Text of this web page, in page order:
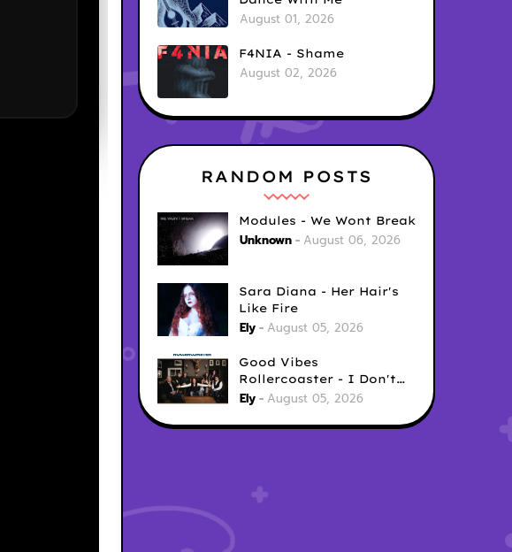
August 01, 2026
F4NIA - Shame
August 02, 2026
RANDOM POSTS
Modules - We Wont Break
Unknown August 06, 2026
Sara Diana - Her Hair's
Like Fire
Ely August 05, 2026
Good Vibes
Rollercoaster - I Don't
Care
Ely August 05, 2026